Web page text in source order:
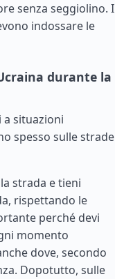
senza seggiolino. I
indossare le
durante la
situazioni
spesso sulle strade
strada e tieni
rispettando le
perché devi
momento
dove, secondo
Dopotutto, sulle